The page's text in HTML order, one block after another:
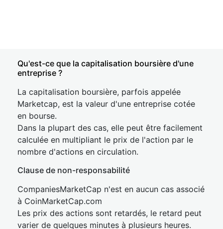
Qu'est-ce que la capitalisation boursière d'une
entreprise ?
La capitalisation boursière, parfois appelée
Marketcap, est la valeur d'une entreprise cotée
en bourse.
Dans la plupart des cas, elle peut être facilement
calculée en multipliant le prix de l'action par le
nombre d'actions en circulation.
Clause de non-responsabilité
CompaniesMarketCap n'est en aucun cas associé
à CoinMarketCap.com
Les prix des actions sont retardés, le retard peut
varier de quelques minutes à plusieurs heures.